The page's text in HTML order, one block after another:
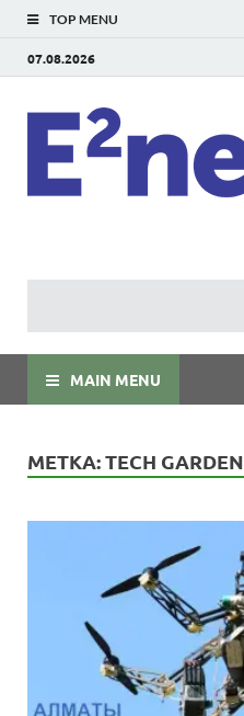
TOP MENU
07.08.2026
MAIN MENU
МЕТКА:TECH GARDEN